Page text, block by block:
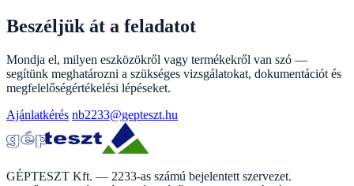
Beszéljük át a feladatot
Mondja el, milyen eszközökről vagy termékekről van szó —
segítünk meghatározni a szükséges vizsgálatokat, dokumentációt és
megfelelőségértékelési lépéseket.
Ajánlatkérés nb2233@gepteszt.hu
GÉPTESZT Kft. — 2233-as számú bejelentett szervezet.